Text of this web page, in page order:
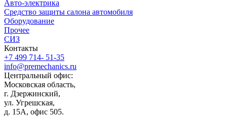
Авто-электрика
Средство защиты салона автомобиля
Оборудование
Прочее
СИЗ
Контакты
+7 499 714- 51-35
info@premechanics.ru
Центральный офис:
Московская область,
г. Дзержинский,
ул. Угрешская,
д. 15А, офис 505.